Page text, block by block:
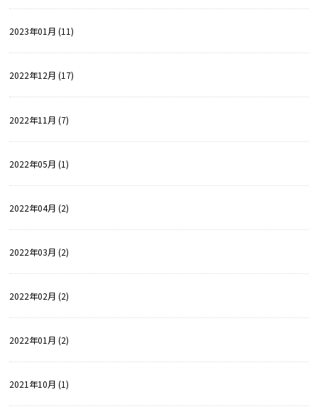
2023年01月 (11)
2022年12月 (17)
2022年11月 (7)
2022年05月 (1)
2022年04月 (2)
2022年03月 (2)
2022年02月 (2)
2022年01月 (2)
2021年10月 (1)